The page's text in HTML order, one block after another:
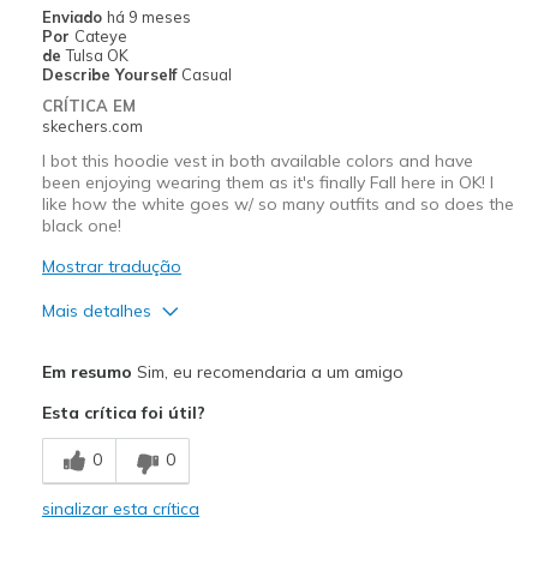
Enviado há 9 meses
Por Cateye
de Tulsa OK
Describe Yourself Casual
CRÍTICA EM
skechers.com
I bot this hoodie vest in both available colors and have
been enjoying wearing them as it's finally Fall here in OK! I
like how the white goes w/ so many outfits and so does the
black one!
Mostrar tradução
Mais detalhes
Comfortable
Stylish
Em resumo Sim, eu recomendaria a um amigo
Esta crítica foi útil?
0 0
sinalizar esta crítica